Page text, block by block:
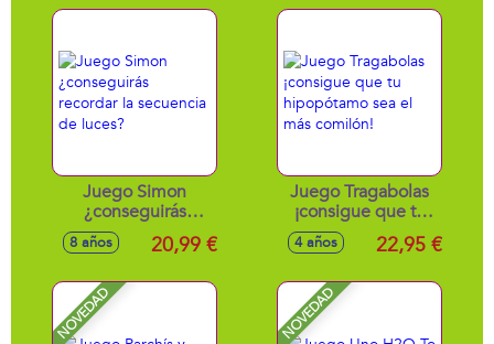
Juego Simon
¿conseguirás
recordar la
secuencia de
8 años 20,99 €
Juego Tragabolas
¡consigue que tu
hipopótamo sea el
más comilón!
4 años 22,95 €
NOVEDAD NOVEDAD